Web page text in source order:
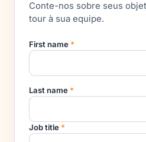
Conte-nos sobre seus
tour à sua equipe.
First name *
Last name *
Job title *